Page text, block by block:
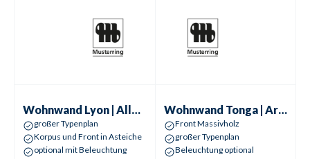
Wohnwand Lyon | Allegro
großer Typenplan
Korpus und Front in Asteiche
optional mit Beleuchtung
Wohnwand Tonga | Arras
Front Massivholz
großer Typenplan
Beleuchtung optional